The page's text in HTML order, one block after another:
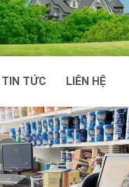
TIN TỨC LIÊN HỆ